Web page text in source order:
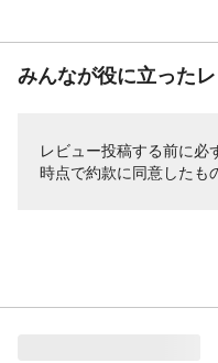
みんなが役に立った
レビュー投稿する前に必
時点で約款に同意したも